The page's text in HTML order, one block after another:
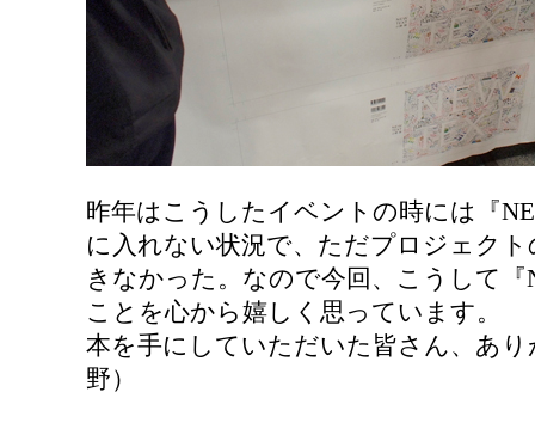
昨年はこうしたイベントの時には『
に入れない状況で、ただプロジェク
きなかった。なので今回、こうして
ことを心から嬉しく思っています。
本を手にしていただいた皆さん、あ
野）